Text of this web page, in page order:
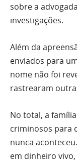
sobre a
investigações.
Além da
enviados para
nome não foi
rastrearam
No total, a
criminosos para
nunca
em dinheiro